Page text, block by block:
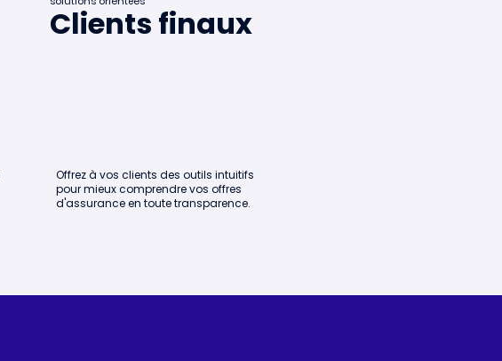
Offrez à vos clients des outils intuitifs
pour mieux comprendre vos offres
d'assurance en toute transparence.
Clients finaux